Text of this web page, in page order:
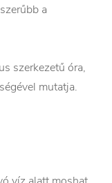
a
szerkezetű óra,
mutatja.